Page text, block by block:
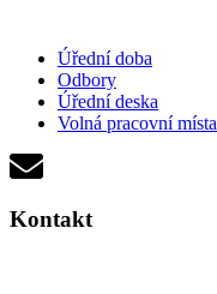
Úřední doba
Odbory
Úřední deska
Volná pracovní místa
Kontakt